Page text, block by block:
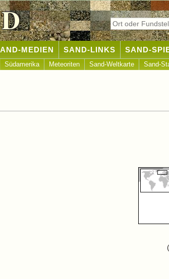
MEDIEN SAND-LINKS SAND-
Südamerika Meteoriten Sand-Weltkarte Sand-